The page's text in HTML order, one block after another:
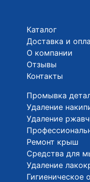
Каталог
Доставка и
О компании
Отзывы
Контакты
Промывка
Удаление
Удаление
Ремонт крыш
Средства для
Удаление
Гигиеническое